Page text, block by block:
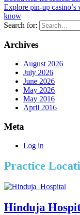
Explore pin-up casino’s
know
Search for:
Archives
August 2026
July 2026
June 2026
May 2026
May 2016
April 2016
Meta
Log in
Practice
Hinduja